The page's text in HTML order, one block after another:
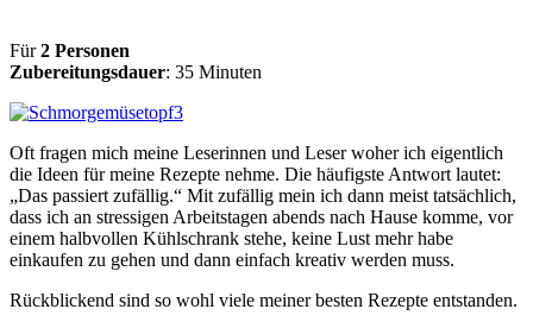
Für2 Personen
Zubereitungsdauer: 35 Minuten
Oft fragen mich meine Leserinnen und Leser woher ich eigentlich
die Ideen für meine Rezepte nehme. Die häufigste Antwort lautet:
„Das passiert zufällig.“ Mit zufällig mein ich dann meist tatsächlich,
dass ich an stressigen Arbeitstagen abends nach Hause komme, vor
einem halbvollen Kühlschrank stehe, keine Lust mehr habe
einkaufen zu gehen und dann einfach kreativ werden muss.
Rückblickend sind so wohl viele meiner besten Rezepte entstanden.